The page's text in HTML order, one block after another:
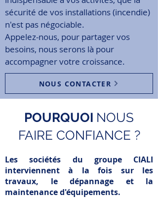
sécurité de vos installations (incendie)
n'est pas négociable.
Appelez-nous, pour partager vos
besoins, nous serons là pour
accompagner votre croissance.
NOUS CONTACTER
POURQUOI NOUS
FAIRE CONFIANCE ?
Les sociétés du groupe CIALI
interviennent à la fois sur les
travaux, le dépannage et la
maintenance d'équipements.